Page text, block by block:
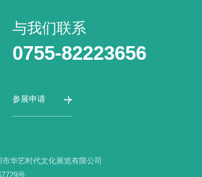
与我们联系
0755-82223656
参展申请
市华艺时代文化展览有限公司
号